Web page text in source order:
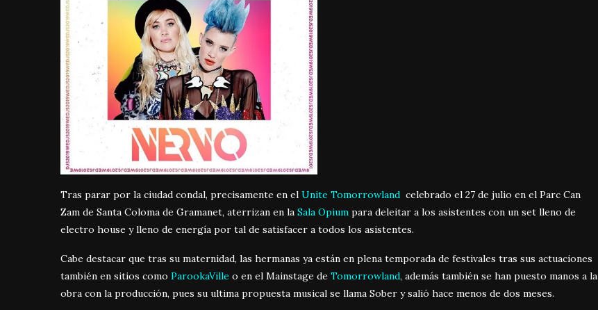
Tras parar por la ciudad condal, precisamente en el Unite Tomorrowland celebrado el 27 de julio en el Parc Can
Zam de Santa Coloma de Gramanet, aterrizan en la Sala Opium para deleitar a los asistentes con un set lleno de
electro house y lleno de energía por tal de satisfacer a todos los asistentes.
Cabe destacar que tras su maternidad, las hermanas ya están en plena temporada de festivales tras sus actuaciones
también en sitios como ParookaVille o en el Mainstage de Tomorrowland, además también se han puesto manos a la
obra con la producción, pues su ultima propuesta musical se llama Sober y salió hace menos de dos meses.